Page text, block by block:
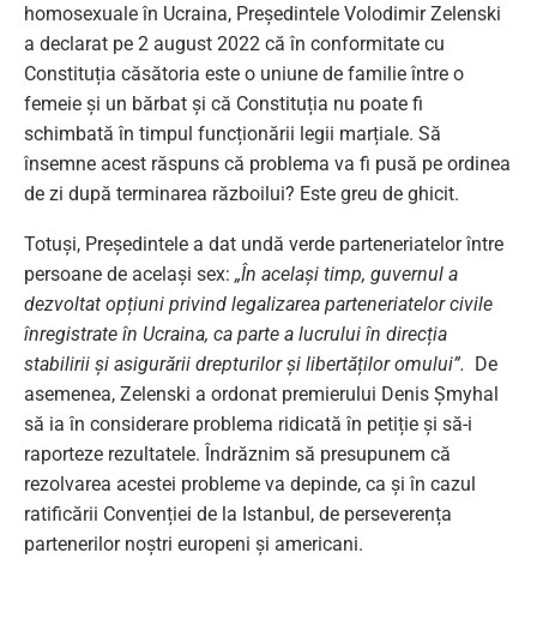
homosexuale în Ucraina, Președintele Volodimir Zelenski
a declarat pe 2 august 2022 că în conformitate cu
Constituția căsătoria este o uniune de familie între o
femeie și un bărbat și că Constituția nu poate fi
schimbată în timpul funcționării legii marțiale. Să
însemne acest răspuns că problema va fi pusă pe ordinea
de zi după terminarea războilui? Este greu de ghicit.
Totuși, Președintele a dat undă verde parteneriatelor între
persoane de același sex: „În același timp, guvernul a
dezvoltat opțiuni privind legalizarea parteneriatelor civile
înregistrate în Ucraina, ca parte a lucrului în direcția
stabilirii și asigurării drepturilor și libertăților omului”.
De
asemenea, Zelenski a ordonat premierului Denis Șmyhal
să ia în considerare problema ridicată în petiție și să-i
raporteze rezultatele. Îndrăznim să presupunem că
rezolvarea acestei probleme va depinde, ca și în cazul
ratificării Convenției de la Istanbul, de perseverența
partenerilor noștri europeni și americani.